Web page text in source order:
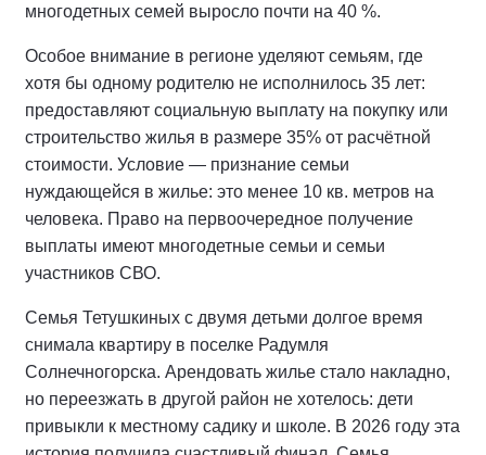
многодетных семей выросло почти на 40 %.
Особое внимание в регионе уделяют семьям, где
хотя бы одному родителю не исполнилось 35 лет:
предоставляют социальную выплату на покупку или
строительство жилья в размере 35% от расчётной
стоимости. Условие — признание семьи
нуждающейся в жилье: это менее 10 кв. метров на
человека. Право на первоочередное получение
выплаты имеют многодетные семьи и семьи
участников СВО.
Семья Тетушкиных с двумя детьми долгое время
снимала квартиру в поселке Радумля
Солнечногорска. Арендовать жилье стало накладно,
но переезжать в другой район не хотелось: дети
привыкли к местному садику и школе. В 2026 году эта